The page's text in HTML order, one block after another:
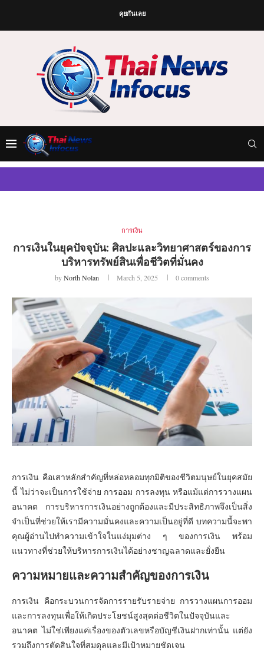
คุยกันเลย
การเงิน
การเงินในยุคปัจจุบัน: ศิลปะและวิทยาศาสตร์ของการ
บริหารทรัพย์สินเพื่อชีวิตที่มั่นคง
byNorth Nolan March 5, 2025 0 comments
การเงิน คือเสาหลักสำคัญที่หล่อหลอมทุกมิติของชีวิตมนุษย์ในยุคสมัย
นี้ ไม่ว่าจะเป็นการใช้จ่าย การออม การลงทุน หรือแม้แต่การวางแผน
อนาคต การบริหารการเงินอย่างถูกต้องและมีประสิทธิภาพจึงเป็นสิ่ง
จำเป็นที่ช่วยให้เรามีความมั่นคงและความเป็นอยู่ที่ดี บทความนี้จะพา
คุณผู้อ่านไปทำความเข้าใจในแง่มุมต่าง ๆ ของการเงิน พร้อม
แนวทางที่ช่วยให้บริหารการเงินได้อย่างชาญฉลาดและยั่งยืน
ความหมายและความสำคัญของการเงิน
การเงิน คือกระบวนการจัดการรายรับรายจ่าย การวางแผนการออม
และการลงทุนเพื่อให้เกิดประโยชน์สูงสุดต่อชีวิตในปัจจุบันและ
อนาคต ไม่ใช่เพียงแค่เรื่องของตัวเลขหรือบัญชีเงินฝากเท่านั้น แต่ยัง
รวมถึงการตัดสินใจที่สมดุลและมีเป้าหมายชัดเจน